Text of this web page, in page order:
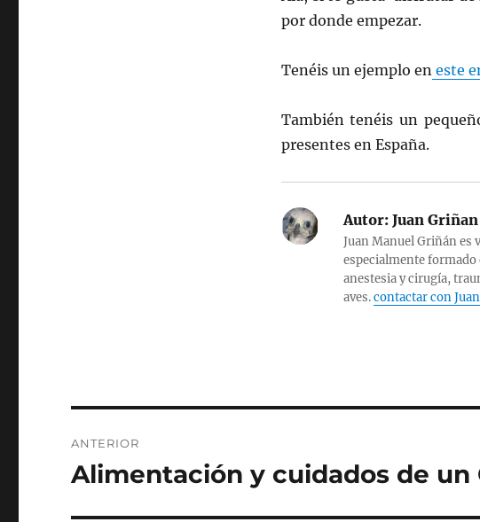
por donde empezar.
Tenéis un ejemplo en este
También tenéis un
presentes en España.
Autor:Juan Griñan
Juan Manuel Griñán es
especialmente
anestesia y cirugía,
aves.contactar con Juan
de
ANTERIOR
Entrada
Alimentación y cuidados de un